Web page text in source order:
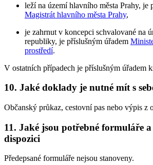
leží na území hlavního města Prahy, je
Magistrát hlavního města Prahy,
je zahrnut v koncepci schvalované na
republiky, je příslušným úřadem
prostředí.
V ostatních případech je příslušným úřadem
10. Jaké doklady je nutné mít s
Občanský průkaz, cestovní pas nebo výpis z
11. Jaké jsou potřebné formuláře
dispozici
Předepsané formuláře nejsou stanoveny.